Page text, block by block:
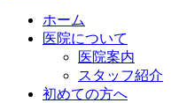
ホーム
医院について
医院案内
スタッフ紹介
初めての方へ